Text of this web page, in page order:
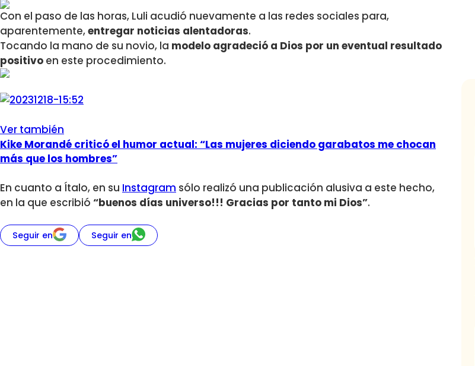
Con el paso de las horas, Luli acudió nuevamente a las redes sociales para,
aparentemente,entregar noticias alentadoras.
Tocando la mano de su novio, la modelo agradeció a Dios por un eventual resultado
positivo en este procedimiento.
Ver también
Kike Morandé criticó el humor actual: “Las mujeres diciendo garabatos me chocan
más que los hombres”
En cuanto a Ítalo, en su Instagram sólo realizó una publicación alusiva a este hecho,
en la que escribió “buenos días universo!!! Gracias por tanto mi Dios”.
Seguir en Seguir en